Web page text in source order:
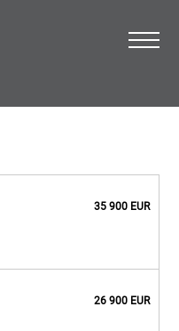
35 900 EUR
26 900 EUR